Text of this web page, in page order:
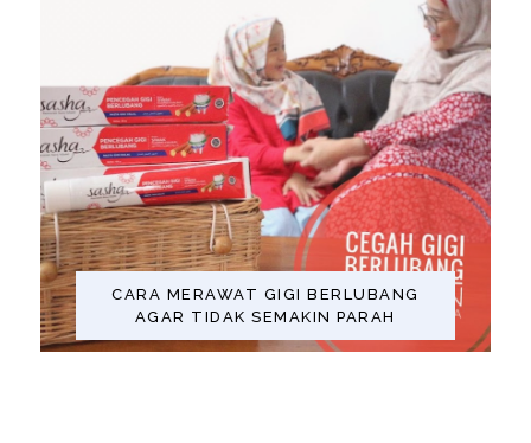
CARA MERAWAT GIGI BERLUBANG
AGAR TIDAK SEMAKIN PARAH